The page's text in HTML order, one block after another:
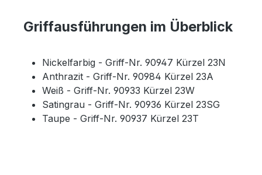
Griffausführungen im Überblick
Nickelfarbig - Griff-Nr. 90947 Kürzel 23N
Anthrazit - Griff-Nr. 90984 Kürzel 23A
Weiß - Griff-Nr. 90933 Kürzel 23W
Satingrau - Griff-Nr. 90936 Kürzel 23SG
Taupe - Griff-Nr. 90937 Kürzel 23T